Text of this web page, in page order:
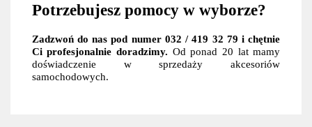
Potrzebujesz pomocy w wyborze?
Zadzwoń do nas pod numer 032 / 419 32 79 i chętnie
Ci profesjonalnie doradzimy. Od ponad 20 lat mamy
doświadczenie w sprzedaży akcesoriów
samochodowych.